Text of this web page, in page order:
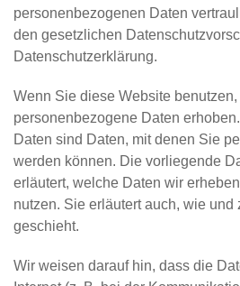
personenbezogenen Daten
den gesetzlichen
Datenschutzerklärung.
Wenn Sie diese Website
personenbezogene Daten
Daten sind Daten, mit denen Sie
werden können. Die vorliegende
erläutert, welche Daten wir
nutzen. Sie erläutert auch, wie
geschieht.
Wir weisen darauf hin, dass die